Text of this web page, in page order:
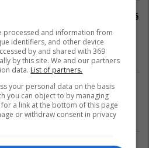
me qira në Dardani – hapësirë
për banim apo biznes
Real Estate
vjen me ofertë speciale all
në Fafa
Resort
processed and information from
identifiers, and other device
by and shared with 369
by this site. We and our partners
data. List of partners.
your personal data on the basis
you can object to by managing
a link at the bottom of this page
or withdraw consent in privacy